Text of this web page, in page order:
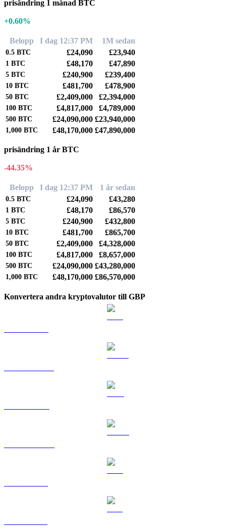
prisändring 1 månad BTC
+0.60%
Belopp I dag 12:37 PM 1M sedan
0.5 BTC £24,090 £23,940
1 BTC £48,170 £47,890
5 BTC £240,900 £239,400
10 BTC £481,700 £478,900
50 BTC £2,409,000 £2,394,000
100 BTC £4,817,000 £4,789,000
500 BTC £24,090,000 £23,940,000
1,000 BTC £48,170,000 £47,890,000
prisändring 1 år BTC
-44.35%
Belopp I dag 12:37 PM 1 år sedan
0.5 BTC £24,090 £43,280
1 BTC £48,170 £86,570
5 BTC £240,900 £432,800
10 BTC £481,700 £865,700
50 BTC £2,409,000 £4,328,000
100 BTC £4,817,000 £8,657,000
500 BTC £24,090,000 £43,280,000
1,000 BTC £48,170,000 £86,570,000
Konvertera andra kryptovalutor till GBP